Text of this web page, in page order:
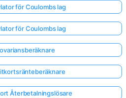
för Coulombs lag
för Coulombs lag
Återbetalningslösare